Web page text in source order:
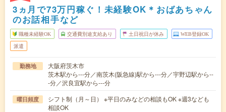
3ヵ月で73万円稼ぐ！未経験OK＊おばあちゃん
のお話相手など
職種未経験OK 交通費別途支給あり 土日祝日が休み WEB登録OK
派遣
勤務地
大阪府茨木市
茨木駅から---分／南茨木(阪急線)駅から---分／宇野辺駅から--
-分／沢良宜駅から---分
曜日頻度
シフト制（月～日） ※平日のみなどの相談もOK ※週3なども
相談OK